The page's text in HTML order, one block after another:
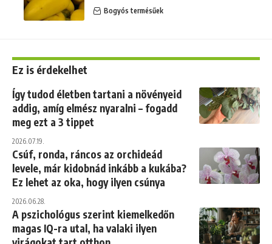
Bogyós termésűek
Ez is érdekelhet
Így tudod életben tartani a növényeid
addig, amíg elmész nyaralni – fogadd
meg ezt a 3 tippet
2026.07.19.
Csúf, ronda, ráncos az orchideád
levele, már kidobnád inkább a kukába?
Ez lehet az oka, hogy ilyen csúnya
2026.06.28.
A pszichológus szerint kiemelkedőn
magas IQ-ra utal, ha valaki ilyen